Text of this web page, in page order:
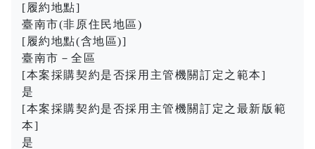
[履約地點]
臺南市(非原住民地區)
[履約地點(含地區)]
臺南市－全區
[本案採購契約是否採用主管機關訂定之範本]
是
[本案採購契約是否採用主管機關訂定之最新版範
本]
是